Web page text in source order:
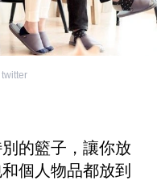
的籃子，讓你放
個人物品都放到